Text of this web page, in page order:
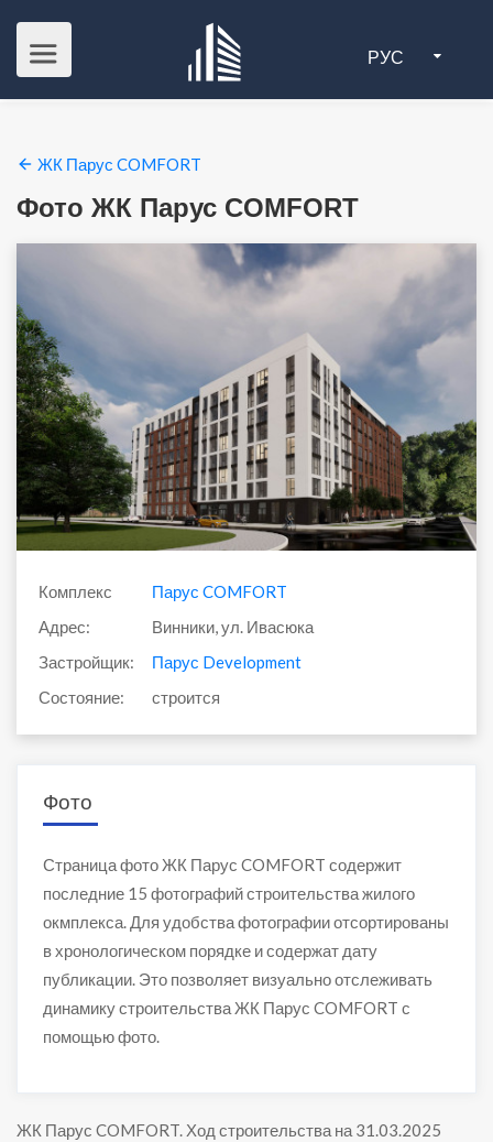
РУС
ЖК Парус COMFORT
Фото ЖК Парус COMFORT
Комплекс
Парус COMFORT
Адрес:
Винники, ул. Ивасюка
Застройщик:
Парус Development
Состояние:
строится
Фото
Страница фото ЖК Парус COMFORT содержит
последние 15 фотографий строительства жилого
окмплекса. Для удобства фотографии отсортированы
в хронологическом порядке и содержат дату
публикации. Это позволяет визуально отслеживать
динамику строительства ЖК Парус COMFORT с
помощью фото.
ЖК Парус COMFORT. Ход строительства на 31.03.2025